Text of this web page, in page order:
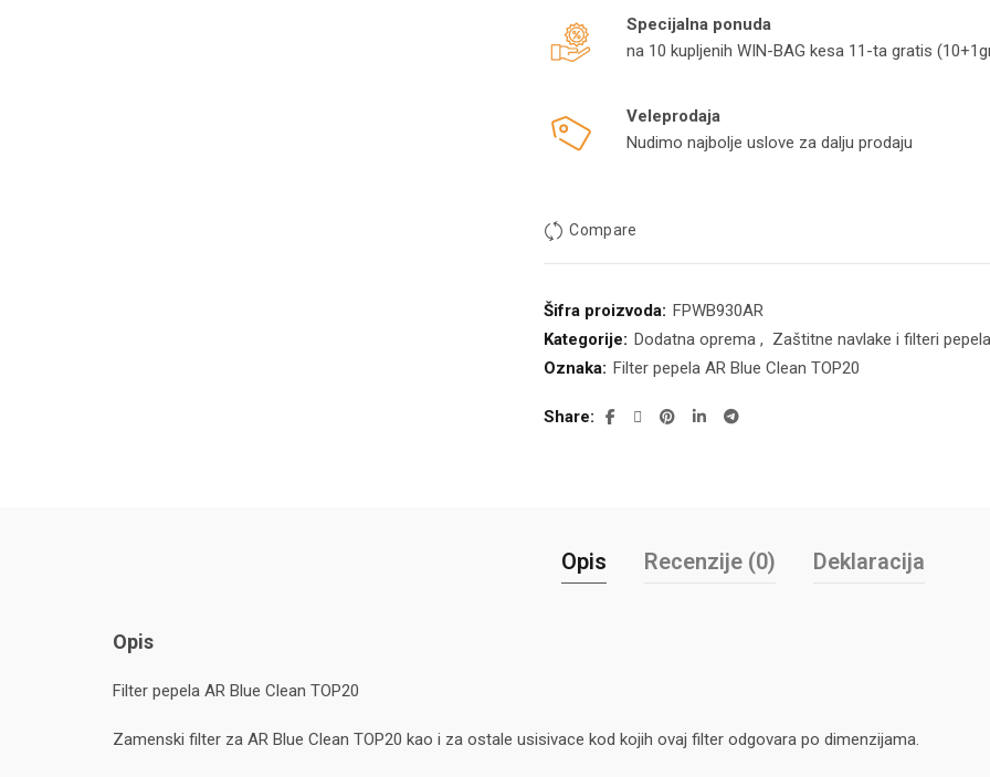
Specijalna ponuda
na 10 kupljenih WIN-BAG kesa 11-ta gratis
Veleprodaja
Nudimo najbolje uslove za dalju prodaju
Compare
Šifra proizvoda: FPWB930AR
Kategorije: Dodatna oprema , Zaštitne navlake i filteri pepela
Oznaka: Filter pepela AR Blue Clean TOP20
Share
Opis Recenzije (0) Deklaracija
Opis
Filter pepela AR Blue Clean TOP20
Zamenski filter za AR Blue Clean TOP20 kao i za ostale usisivace kod kojih ovaj filter odgovara po dimenzijama.